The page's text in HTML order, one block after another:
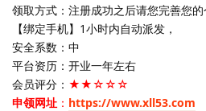
领取方式：注册成功之后请您完善您的
【绑定手机】1小时内自动派发，
安全系数：中
平台资历：开业一年左右
会员评分： ★★☆☆☆
申领网址 ： https://www.xll53.com